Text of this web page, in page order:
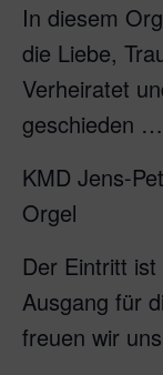
In diesem
die Liebe,
Verheiratet
geschieden …
KMD Jens-
Orgel
Der Eintritt
Ausgang für
freuen wir